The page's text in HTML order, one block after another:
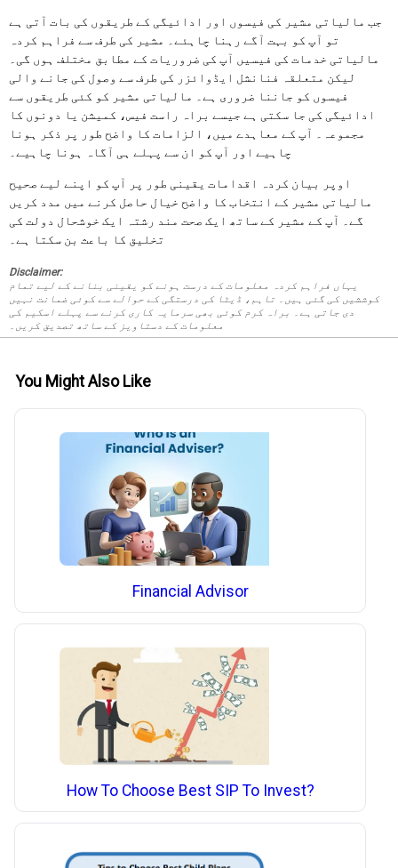
جب مالیاتی مشیر کی فیسوں اور ادائیگی کے طریقوں کی بات آتی ہے
تو آپ کو بہت آگے رہنا چاہئے۔ مشیر کی طرف سے فراہم کردہ
مالیاتی خدمات کی فیسیں آپ کی ضروریات کے مطابق مختلف ہوں گی۔
لیکن متعلقہ فنانشل ایڈوائزر کی طرف سے وصول کی جانے والی
فیسوں کو جاننا ضروری ہے۔ مالیاتی مشیر کو کئی طریقوں سے
ادائیگی کی جا سکتی ہے جیسے براہ راست فیس، کمیشن یا دونوں کا
مجموعہ۔ آپ کے معاہدے میں، الزامات کا واضح طور پر ذکر ہونا
چاہیے اور آپ کو ان سے پہلے ہی آگاہ ہونا چاہیے۔
اوپر بیان کردہ اقدامات یقینی طور پر آپ کو اپنے لیے صحیح
مالیاتی مشیر کے انتخاب کا واضح خیال حاصل کرنے میں مدد کریں
گے۔ آپ کے مشیر کے ساتھ ایک صحت مند رشتہ ایک خوشحال دولت کی
تخلیق کا باعث بن سکتا ہے۔
Disclaimer:
یہاں فراہم کردہ معلومات کے درست ہونے کو یقینی بنانے کے لیے تمام
کوششیں کی گئی ہیں۔ تاہم، ڈیٹا کی درستگی کے حوالے سے کوئی ضمانت نہیں
دی جاتی ہے۔ براہ کرم کوئی بھی سرمایہ کاری کرنے سے پہلے اسکیم کی
معلومات کے دستاویز کے ساتھ تصدیق کریں۔
You Might Also Like
Financial Advisor
How To Choose Best SIP To Invest?